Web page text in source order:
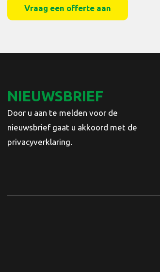
Vraag een offerte aan
NIEUWSBRIEF
Door u aan te melden voor de
nieuwsbrief gaat u akkoord met de
privacyverklaring.